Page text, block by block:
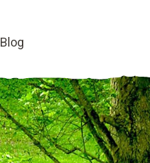
Blog